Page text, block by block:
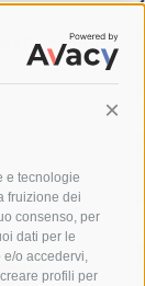
e tecnologie
fruizione dei
consenso, per
dati per le
o accedervi,
profili per
e rifiuti